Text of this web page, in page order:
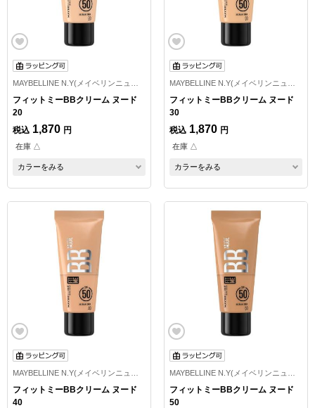
MAYBELLINE N.Y(メイベリンニューヨーク)
フィットミーBBクリーム ヌード
20
税込 1,870 円
在庫 △
カラーをみる
MAYBELLINE N.Y(メイベリンニューヨーク)
フィットミーBBクリーム ヌード
30
税込 1,870 円
在庫 △
カラーをみる
フィットミーBBクリーム ヌード
40
フィットミーBBクリーム ヌード
50